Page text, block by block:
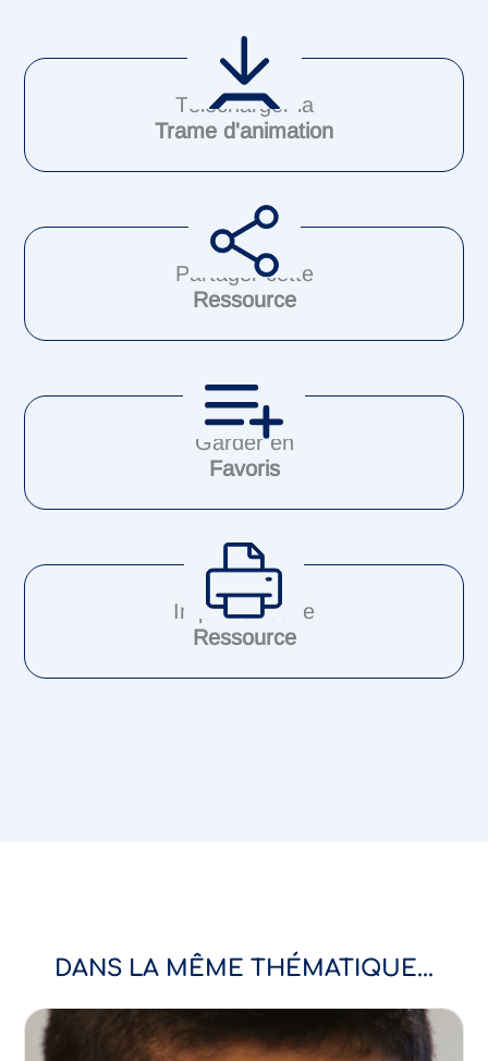
Télécharger la
Trame d'animation
Partager cette
Ressource
Garder en
Favoris
Imprimer cette
Ressource
DANS LA MÊME THÉMATIQUE...
Empathie
Respect des différences